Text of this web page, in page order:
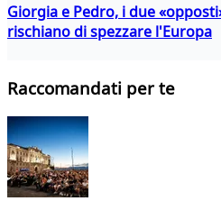
Giorgia e Pedro, i due
rischiano di spezzare l'Europa
Raccomandati per te